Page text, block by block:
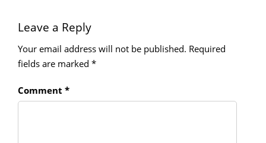
Leave a Reply
Your email address will not be published. Required
fields are marked *
Comment *